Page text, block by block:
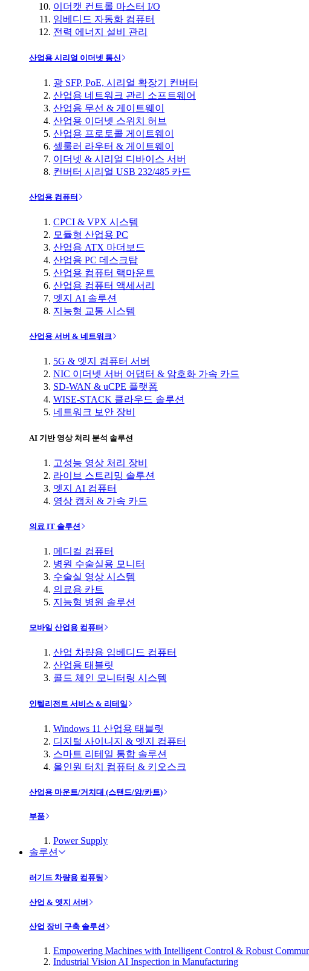
이더캣 컨트롤 마스터 I/O
임베디드 자동화 컴퓨터
전력 에너지 설비 관리
산업용 시리얼 이더넷 통신
광 SFP, PoE, 시리얼 확장기 컨버터
산업용 네트워크 관리 소프트웨어
산업용 무선 & 게이트웨이
산업용 이더넷 스위치 허브
산업용 프로토콜 게이트웨이
셀룰러 라우터 & 게이트웨이
이더넷 & 시리얼 디바이스 서버
컨버터 시리얼 USB 232/485 카드
산업용 컴퓨터
CPCI & VPX 시스템
모듈형 산업용 PC
산업용 ATX 마더보드
산업용 PC 데스크탑
산업용 컴퓨터 랙마운트
산업용 컴퓨터 액세서리
엣지 AI 솔루션
지능형 교통 시스템
산업용 서버 & 네트워크
5G & 엣지 컴퓨터 서버
NIC 이더넷 서버 어댑터 & 암호화 가속 카드
SD-WAN & uCPE 플랫폼
WISE-STACK 클라우드 솔루션
네트워크 보안 장비
AI 기반 영상 처리 분석 솔루션
고성능 영상 처리 장비
라이브 스트리밍 솔루션
엣지 AI 컴퓨터
영상 캡처 & 가속 카드
의료 IT 솔루션
메디컬 컴퓨터
병원 수술실용 모니터
수술실 영상 시스템
의료용 카트
지능형 병원 솔루션
모바일 산업용 컴퓨터
산업 차량용 임베디드 컴퓨터
산업용 태블릿
콜드 체인 모니터링 시스템
인텔리전트 서비스 & 리테일
Windows 11 산업용 태블릿
디지털 사이니지 & 엣지 컴퓨터
스마트 리테일 통합 솔루션
올인원 터치 컴퓨터 & 키오스크
산업용 마운트/거치대 (스탠드/암/카트)
부품
Power Supply
솔루션
러기드 차량용 컴퓨팅
산업 & 엣지 서버
산업 장비 구축 솔루션
Empowering Machines with Intelligent Control & Robust
Industrial Vision AI Inspection in Manufacturing